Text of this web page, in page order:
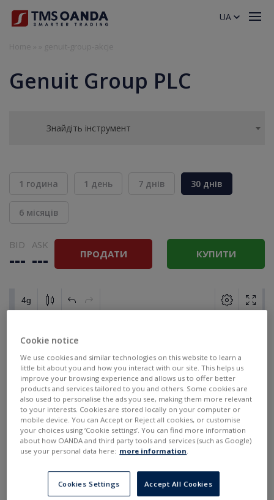
Genuit Group PLC
Знайдіть інструмент
1 година 1 день 7 днів 30 днів
6 місяців
BID
---
ASK
--- ПРОДАТИ КУПИТИ
UA
Cookie notice
We use cookies and similar technologies on this website to learn a
little bit about you and how you interact with our site. This helps us
improve your browsing experience and allows us to offer better
products and services tailored to you and others. Some cookies are
also used to personalise the ads you see, making them more relevant
to your interests. Cookies are stored locally on your computer or
mobile device. You can Accept or Reject all cookies, or customise
your choices using ‘Cookie settings’. You can find more information
about how OANDA and third party tools and services (such as Google)
use your personal data here: more information.
Cookies Settings Accept All Cookies